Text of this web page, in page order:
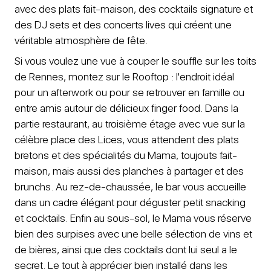
avec des plats fait-maison, des cocktails signature et
des DJ sets et des concerts lives qui créent une
véritable atmosphère de fête.
Si vous voulez une vue à couper le souffle sur les toits
de Rennes, montez sur le Rooftop : l'endroit idéal
pour un afterwork ou pour se retrouver en famille ou
entre amis autour de délicieux finger food. Dans la
partie restaurant, au troisième étage avec vue sur la
célèbre place des Lices, vous attendent des plats
bretons et des spécialités du Mama, toujouts fait-
maison, mais aussi des planches à partager et des
brunchs. Au rez-de-chaussée, le bar vous accueille
dans un cadre élégant pour déguster petit snacking
et cocktails. Enfin au sous-sol, le Mama vous réserve
bien des surpises avec une belle sélection de vins et
de bières, ainsi que des cocktails dont lui seul a le
secret. Le tout à apprécier bien installé dans les